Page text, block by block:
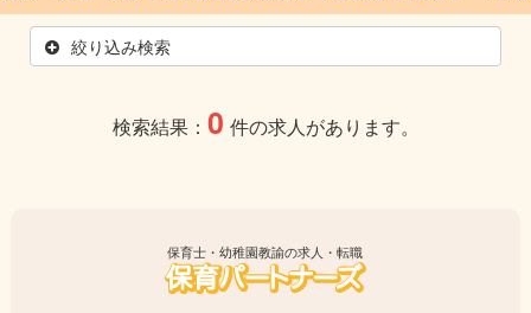
絞り込み検索
検索結果： 0 件の求人があります。
保育士・幼稚園教諭の求人・転職